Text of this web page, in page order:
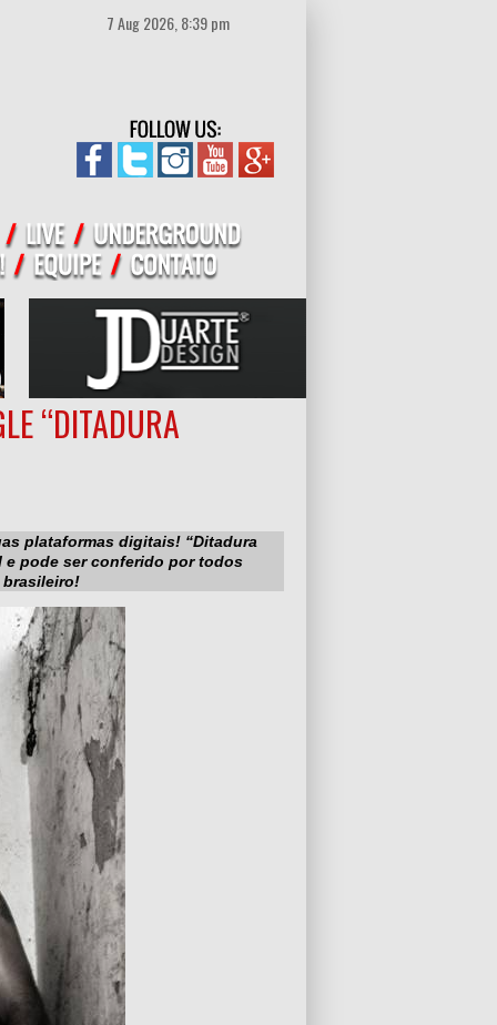
7 Aug 2026, 8:39 pm
“DITADURA
plataformas digitais! “Ditadura
e pode ser conferido por todos
brasileiro!